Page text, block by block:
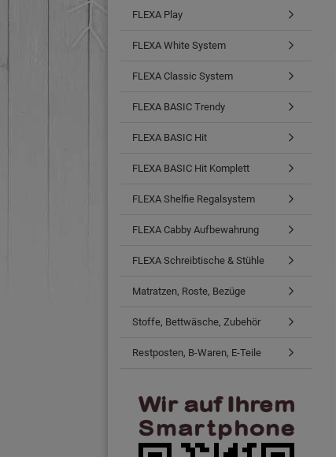
FLEXA Play
FLEXA White System
FLEXA Classic System
FLEXA BASIC Trendy
FLEXA BASIC Hit
FLEXA BASIC Hit Komplett
FLEXA Shelfie Regalsystem
FLEXA Cabby Aufbewahrung
FLEXA Schreibtische & Stühle
Matratzen, Roste, Bezüge
Stoffe, Bettwäsche, Zubehör
Restposten, B-Waren, E-Teile